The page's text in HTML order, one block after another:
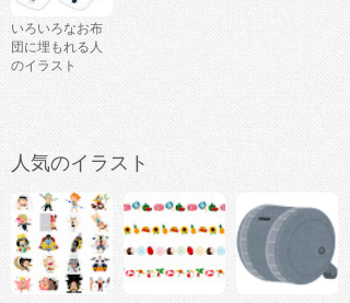
いろいろなお布
団に埋もれる人
のイラスト
人気のイラスト